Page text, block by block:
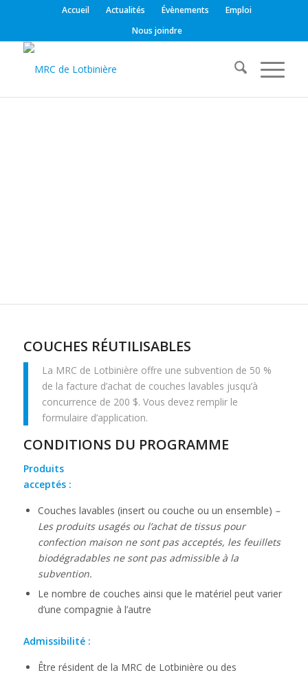
Accueil Actualités Évènements
Emploi
Nous joindre
COUCHES RÉUTILISABLES
La MRC de Lotbinière offre une subvention de 50 %
de la facture d’achat de couches lavables jusqu’à
concurrence de 200 $. Vous devez remplir le
formulaire d’application.
CONDITIONS DU PROGRAMME
Produits
acceptés :
Couches lavables (insert ou couche ou un ensemble) –
Les produits usagés ou l’achat de tissus pour
confection maison ne sont pas acceptés, les feuillets
biodégradables ne sont pas admissible à la
subvention.
Le nombre de couches ainsi que le matériel peut varier
d’une compagnie à l’autre
Admissibilité :
Être résident de la MRC de Lotbinière ou des